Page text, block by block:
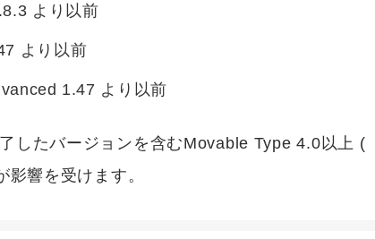
より以前
より以前
1.47 より以前
したバージョンを含むMovable Type 4.0以上 (
響を受けます。